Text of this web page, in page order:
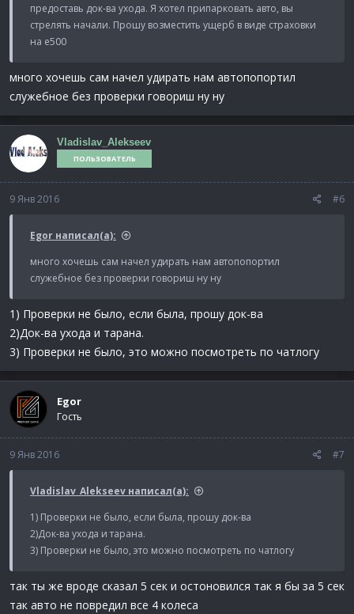
предоставь док-ва ухода. Я хотел припарковать авто, вы
стрелять начали. Прошу возместить ущерб в виде страховки
на е500
много хочешь сам начел удирать нам автопопортил
служебное без проверки говориш ну ну
Vladislav_Alekseev
ПОЛЬЗОВАТЕЛЬ
9 Янв 2016 #6
Egor написал(а):
много хочешь сам начел удирать нам автопопортил
служебное без проверки говориш ну ну
1) Проверки не было, если была, прошу док-ва
2)Док-ва ухода и тарана.
3) Проверки не было, это можно посмотреть по чатлогу
Egor
Гость
9 Янв 2016 #7
Vladislav_Alekseev написал(а):
1) Проверки не было, если была, прошу док-ва
2)Док-ва ухода и тарана.
3) Проверки не было, это можно посмотреть по чатлогу
так ты же вроде сказал 5 сек и остоновился так я бы за 5 сек
так авто не повредил все 4 колеса